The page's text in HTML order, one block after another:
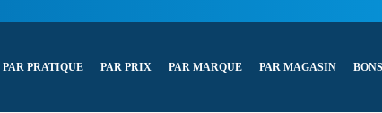
PAR PRATIQUE PAR PRIX PAR MARQUE PAR MAGASIN